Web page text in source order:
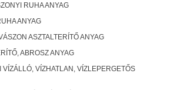
RUHA ANYAG
ANYAG
ASZTALTERÍTŐ ANYAG
ABROSZ ANYAG
VÍZÁLLÓ, VÍZHATLAN, VÍZLEPERGETŐS